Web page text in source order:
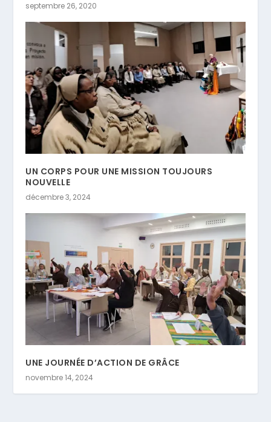
septembre 26, 2020
UN CORPS POUR UNE MISSION TOUJOURS
NOUVELLE
décembre 3, 2024
UNE JOURNÉE D’ACTION DE GRÂCE
novembre 14, 2024